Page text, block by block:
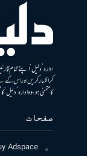
ادارہ ’دلیل‘ اپنے تمام
کر اظہار کریں اور اس کے
کا متمنی ہو، وہ ادارہ
صفحات
Adspace